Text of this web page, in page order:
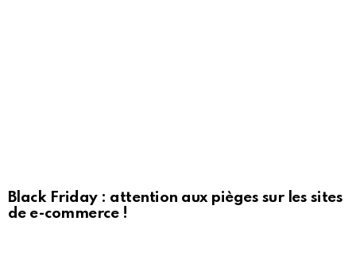
Black Friday : attention aux pièges sur les sites
de e-commerce !